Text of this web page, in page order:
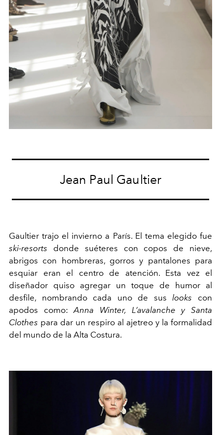
Jean Paul Gaultier
Gaultier trajo el invierno a París. El tema elegido fue
ski-resorts donde suéteres con copos de nieve,
abrigos con hombreras, gorros y pantalones para
esquiar eran el centro de atención. Esta vez el
diseñador quiso agregar un toque de humor al
desfile, nombrando cada uno de suslooks con
apodos como:Anna Winter, L’avalanche y Santa
Clothes para dar un respiro al ajetreo y la formalidad
del mundo de la Alta Costura.